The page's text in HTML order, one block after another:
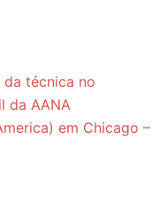
da técnica no
da AANA
em Chicago –